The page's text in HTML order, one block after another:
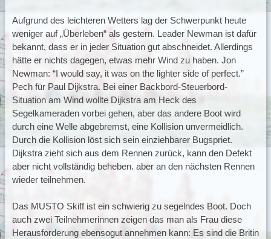
Aufgrund des leichteren Wetters lag der Schwerpunkt heute
weniger auf „Überleben“ als gestern. Leader Newman ist dafür
bekannt, dass er in jeder Situation gut abschneidet. Allerdings
hätte er nichts dagegen, etwas mehr Wind zu haben. Jon
Newman: “I would say, it was on the lighter side of perfect.”
Pech für Paul Dijkstra. Bei einer Backbord-Steuerbord-
Situation am Wind wollte Dijkstra am Heck des
Segelkameraden vorbei gehen, aber das andere Boot wird
durch eine Welle abgebremst, eine Kollision unvermeidlich.
Durch die Kollision löst sich sein einziehbarer Bugspriet.
Dijkstra zieht sich aus dem Rennen zurück, kann den Defekt
aber nicht vollständig beheben. aber an den nächsten Rennen
wieder teilnehmen.
Das MUSTO Skiff ist ein schwierig zu segelndes Boot. Doch
auch zwei Teilnehmerinnen zeigen das man als Frau diese
Herausforderung ebensogut annehmen kann: Es sind die Britin